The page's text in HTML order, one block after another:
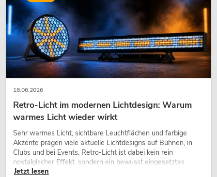
18.06.2026
Retro-Licht im modernen Lichtdesign: Warum
warmes Licht wieder wirkt
Sehr warmes Licht, sichtbare Leuchtflächen und farbige
Akzente prägen viele aktuelle Lichtdesigns auf Bühnen, in
Clubs und bei Events. Retro-Licht ist dabei kein rein
nostalgischer Effekt, sondern ein bewusst eingesetztes
Gestaltungsmittel: Es schafft Atmosphäre, gibt Szenen
Jetzt lesen